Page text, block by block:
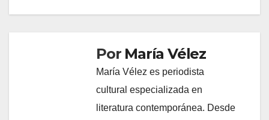
Por María Vélez
María Vélez es periodista
cultural especializada en
literatura contemporánea. Desde